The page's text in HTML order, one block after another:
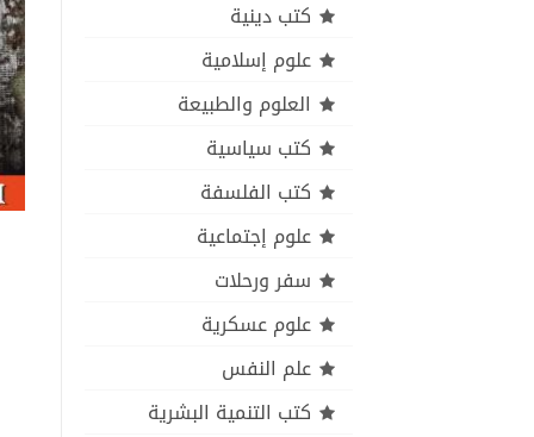
كتب دينية
علوم إسلامية
العلوم والطبيعة
كتب سياسية
كتب الفلسفة
علوم إجتماعية
سفر ورحلات
علوم عسكرية
علم النفس
كتب التنمية البشرية